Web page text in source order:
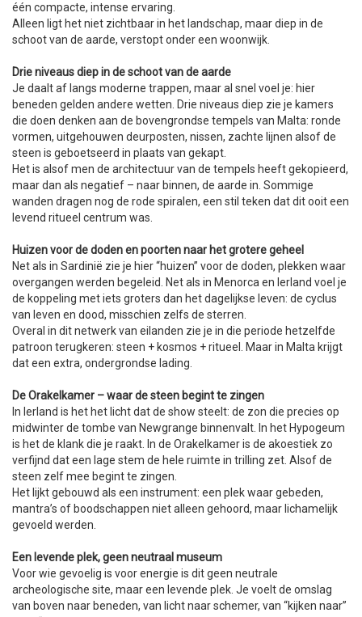
één compacte, intense ervaring.
Alleen ligt het niet zichtbaar in het landschap, maar diep in de
schoot van de aarde, verstopt onder een woonwijk.
Drie niveaus diep in de schoot van de aarde
Je daalt af langs moderne trappen, maar al snel voel je: hier
beneden gelden andere wetten. Drie niveaus diep zie je kamers
die doen denken aan de bovengrondse tempels van Malta: ronde
vormen, uitgehouwen deurposten, nissen, zachte lijnen alsof de
steen is geboetseerd in plaats van gekapt.
Het is alsof men de architectuur van de tempels heeft gekopieerd,
maar dan als negatief – naar binnen, de aarde in. Sommige
wanden dragen nog de rode spiralen, een stil teken dat dit ooit een
levend ritueel centrum was.
Huizen voor de doden en poorten naar het grotere geheel
Net als in Sardinië zie je hier “huizen” voor de doden, plekken waar
overgangen werden begeleid. Net als in Menorca en Ierland voel je
de koppeling met iets groters dan het dagelijkse leven: de cyclus
van leven en dood, misschien zelfs de sterren.
Overal in dit netwerk van eilanden zie je in die periode hetzelfde
patroon terugkeren: steen + kosmos + ritueel. Maar in Malta krijgt
dat een extra, ondergrondse lading.
De Orakelkamer – waar de steen begint te zingen
In Ierland is het het licht dat de show steelt: de zon die precies op
midwinter de tombe van Newgrange binnenvalt. In het Hypogeum
is het de klank die je raakt. In de Orakelkamer is de akoestiek zo
verfijnd dat een lage stem de hele ruimte in trilling zet. Alsof de
steen zelf mee begint te zingen.
Het lijkt gebouwd als een instrument: een plek waar gebeden,
mantra’s of boodschappen niet alleen gehoord, maar lichamelijk
gevoeld werden.
Een levende plek, geen neutraal museum
Voor wie gevoelig is voor energie is dit geen neutrale
archeologische site, maar een levende plek. Je voelt de omslag
van boven naar beneden, van licht naar schemer, van “kijken naar”